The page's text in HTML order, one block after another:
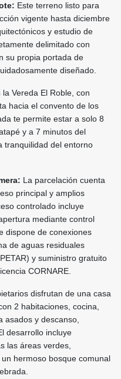
Este terreno listo para
vigente hasta diciembre
y estudio de
delimitado con
su propia portada de
diseñado.
la Vereda El Roble, con
hacia el convento de los
te permite estar a solo 8
y a 7 minutos del
tranquilidad del entorno
La parcelación cuenta
principal y amplios
controlado incluye
mediante control
dispone de conexiones
de aguas residuales
y suministro gratuito
CORNARE.
disfrutan de una casa
2 habitaciones, cocina,
asados y descanso,
desarrollo incluye
las áreas verdes,
hermoso bosque comunal